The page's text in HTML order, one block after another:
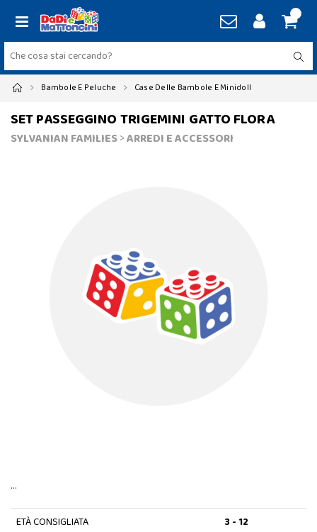
Bambole E Peluche Case Delle Bambole E Minidoll
SET PASSEGGINO TRIGEMINI GATTO FLORA
SYLVANIAN FAMILIES>ARREDI E ACCESSORI
…
ETÀ CONSIGLIATA 3 - 12